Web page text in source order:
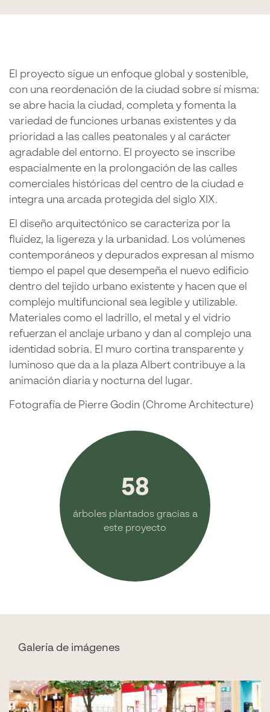
El proyecto sigue un enfoque global y sostenible,
con una reordenación de la ciudad sobre sí misma:
se abre hacia la ciudad, completa y fomenta la
variedad de funciones urbanas existentes y da
prioridad a las calles peatonales y al carácter
agradable del entorno. El proyecto se inscribe
espacialmente en la prolongación de las calles
comerciales históricas del centro de la ciudad e
integra una arcada protegida del siglo XIX.
El diseño arquitectónico se caracteriza por la
fluidez, la ligereza y la urbanidad. Los volúmenes
contemporáneos y depurados expresan al mismo
tiempo el papel que desempeña el nuevo edificio
dentro del tejido urbano existente y hacen que el
complejo multifuncional sea legible y utilizable.
Materiales como el ladrillo, el metal y el vidrio
refuerzan el anclaje urbano y dan al complejo una
identidad sobria. El muro cortina transparente y
luminoso que da a la plaza Albert contribuye a la
animación diaria y nocturna del lugar.
Fotografía de Pierre Godin (Chrome Architecture)
58
árboles plantados gracias a
este proyecto
Galería de imágenes